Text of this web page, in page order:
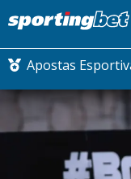
Apostas